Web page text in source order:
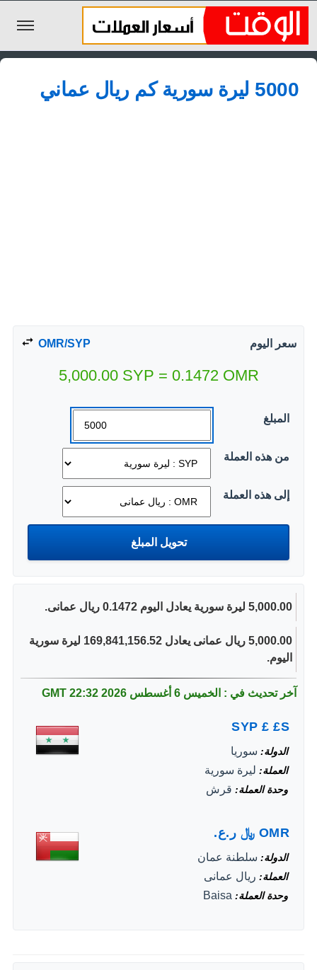
الليرة السورية
الجنيه المصري
5000 ليرة سورية كم ريال عماني
سعر اليوم OMR/SYP
5,000.00 SYP = 0.1472 OMR
المبلغ
من هذه العملة
إلى هذه العملة
5,000.00 ليرة سورية يعادل اليوم 0.1472 ريال عمانى.
5,000.00 ريال عمانى يعادل 169,841,156.52 ليرة سورية
اليوم.
آخر تحديث في : الخميس 6 أغسطس 2026 22:32 GMT
SYP £ £S
الدولة سوريا
العملة ليرة سورية
وحدة العملة قرش
OMR ﷼ ر.ع.
الدولة سلطنة عمان
العملة ريال عمانى
وحدة العملة Baisa